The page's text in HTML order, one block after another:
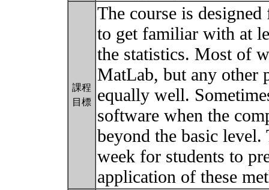
課程
目標
The course is
to get familiar with at
the statistics. Most of
MatLab, but any other
equally well.
software when the
beyond the basic
week for students to
application of these